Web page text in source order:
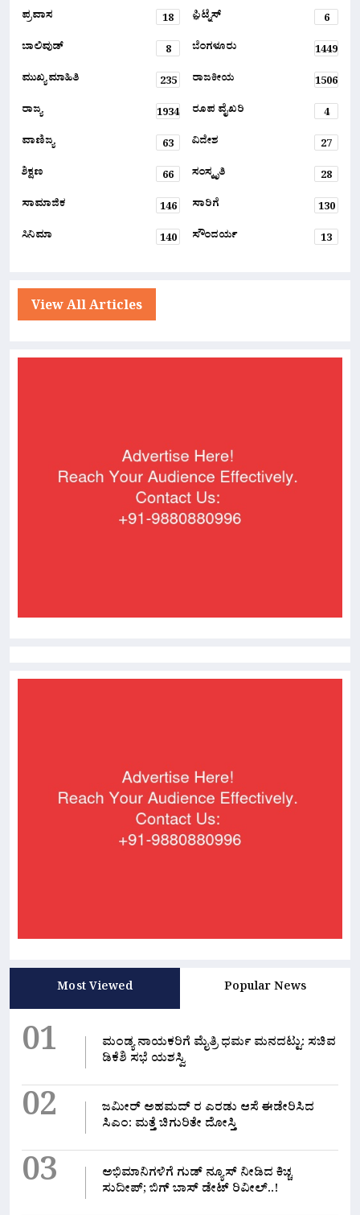
ಪ್ರವಾಸ
18 ಫ಼ಿಟ್ನೆಸ್
6
ಬಾಲಿವುಡ್
8 ಬೆಂಗಳೂರು
1449
ಮುಖ್ಯ ಮಾಹಿತಿ
235 ರಾಜಕೀಯ
1506
ರಾಜ್ಯ
1934 ರೂಪ ವೈಖರಿ
4
ವಾಣಿಜ್ಯ
63 ವಿದೇಶ
27
ಶಿಕ್ಷಣ
66 ಸಂಸ್ಕೃತಿ
28
ಸಾಮಾಜಿಕ
146 ಸಾರಿಗೆ
130
ಸಿನಿಮಾ
140 ಸೌಂದರ್ಯ 13
View All Articles
Most Viewed Popular News
01
ಮಂಡ್ಯ ನಾಯಕರಿಗೆ ಮೈತ್ರಿ ಧರ್ಮ ಮನದಟ್ಟು: ಸಚಿವ
ಡಿಕೆಶಿ ಸಭೆ ಯಶಸ್ವಿ
02
ಜಮೀರ್ ಅಹಮದ್ ರ ಎರಡು ಆಸೆ ಈಡೇರಿಸಿದ
ಸಿಎಂ: ಮತ್ತೆ ಚಿಗುರಿತೇ ದೋಸ್ತಿ
03
ಅಭಿಮಾನಿಗಳಿಗೆ ಗುಡ್ ನ್ಯೂಸ್ ನೀಡಿದ ಕಿಚ್ಚ
ಸುದೀಪ್; ಬಿಗ್ ಬಾಸ್ ಡೇಟ್ ರಿವೀಲ್..!